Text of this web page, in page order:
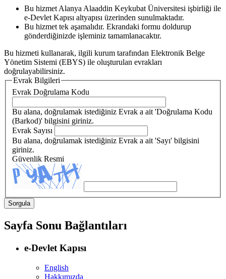
Bu hizmet Alanya Alaaddin Keykubat Üniversitesi işbirliği ile
e-Devlet Kapısı altyapısı üzerinden sunulmaktadır.
Bu hizmet tek aşamalıdır. Ekrandaki formu doldurup
gönderdiğinizde işleminiz tamamlanacaktır.
Bu hizmeti kullanarak, ilgili kurum tarafından Elektronik Belge
Yönetim Sistemi (EBYS) ile oluşturulan evrakları
doğrulayabilirsiniz.
Evrak Bilgileri
Evrak Doğrulama Kodu
Bu alana, doğrulamak istediğiniz Evrak a ait 'Doğrulama Kodu
(Barkod)' bilgisini giriniz.
Evrak Sayısı
Bu alana, doğrulamak istediğiniz Evrak a ait 'Sayı' bilgisini
giriniz.
Güvenlik Resmi
Sayfa Sonu Bağlantıları
e-Devlet Kapısı
English
Hakkımızda